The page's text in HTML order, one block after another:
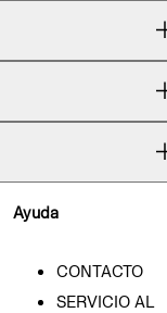
Ayuda
CONTACTO
SERVICIO AL